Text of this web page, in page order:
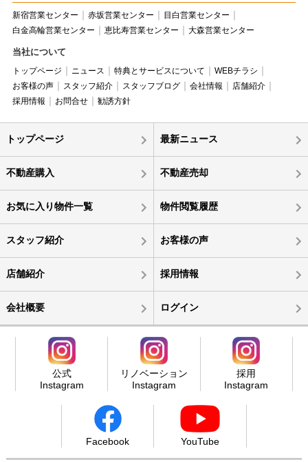
新宿営業センター 赤坂営業センター
目白営業センター
白金高輪営業センター
恵比寿営業センター 大森営業センター
当社について
トップページ ニュース 特典とサービスについて
WEBチラシ
お客様の声
スタッフ紹介 スタッフブログ 会社情報
店舗紹介
採用情報
お問合せ 勧誘方針
トップページ 最新ニュース
不動産購入 不動産売却
お気に入り物件一覧 物件閲覧履歴
スタッフ紹介 お客様の声
店舗紹介 採用情報
会社概要 ログイン
公式
Instagram
リノベーション
Instagram
採用
Instagram
Facebook YouTube